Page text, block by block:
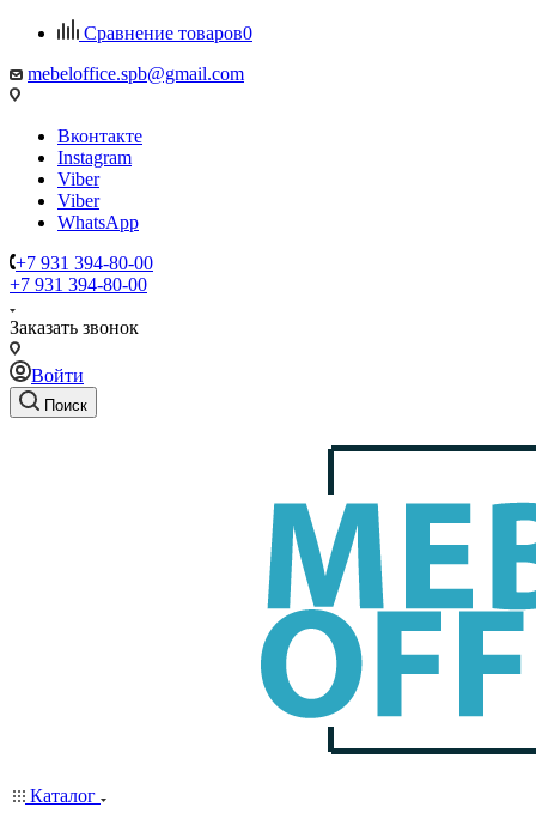
Сравнение товаров0
mebeloffice.spb@gmail.com
Вконтакте
Instagram
Viber
Viber
WhatsApp
+7 931 394-80-00
+7 931 394-80-00
Заказать звонок
Войти
Поиск
Каталог